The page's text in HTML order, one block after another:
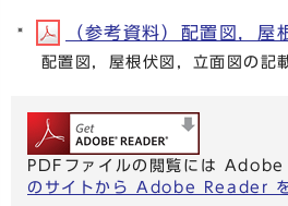
（参考資料）配置図，
配置図，屋根伏図，立面図の記
PDFファイルの閲覧には Adobe
のサイトから Adobe Reader を